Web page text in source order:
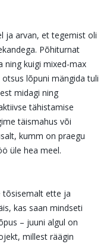
ja arvan, et tegemist oli
Põhiturnat
ning kuigi mixed-max
lõpuni mängida tuli
midagi ning
tähistamise
täismahus või
kumm on praegu
üle hea meel.
tõsisemalt ette ja
kas saan mindseti
– juuni algul on
millest räägin